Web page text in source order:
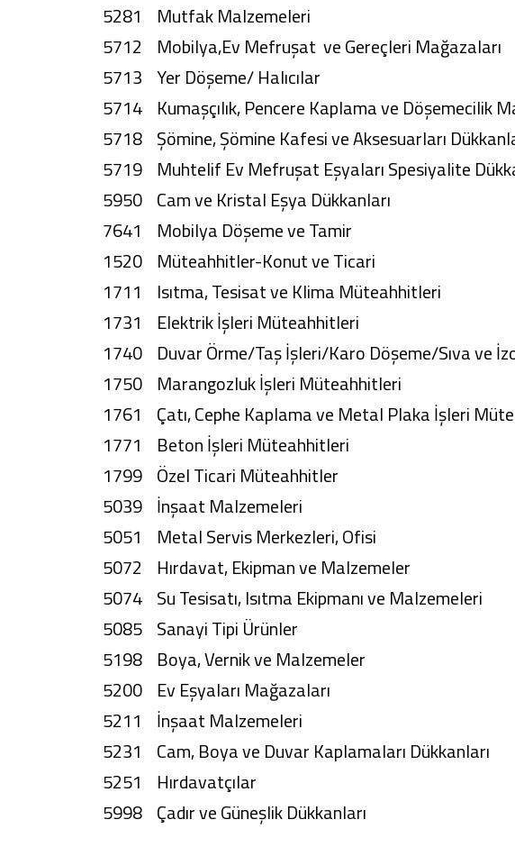
5281 Mutfak Malzemeleri
5712 Mobilya,Ev Mefruşat ve Gereçleri Mağazaları
5713 Yer Döşeme/ Halıcılar
5714 Kumaşçılık, Pencere Kaplama ve Döşemecilik
5718 Şömine, Şömine Kafesi ve Aksesuarları
5719 Muhtelif Ev Mefruşat Eşyaları Spesiyalite
5950 Cam ve Kristal Eşya Dükkanları
7641 Mobilya Döşeme ve Tamir
1520 Müteahhitler-Konut ve Ticari
1711 Isıtma, Tesisat ve Klima Müteahhitleri
1731 Elektrik İşleri Müteahhitleri
1740 Duvar Örme/Taş İşleri/Karo Döşeme/Sıva ve
1750 Marangozluk İşleri Müteahhitleri
1761 Çatı, Cephe Kaplama ve Metal Plaka İşleri
1771 Beton İşleri Müteahhitleri
1799 Özel Ticari Müteahhitler
5039 İnşaat Malzemeleri
5051 Metal Servis Merkezleri, Ofisi
5072 Hırdavat, Ekipman ve Malzemeler
5074 Su Tesisatı, Isıtma Ekipmanı ve Malzemeleri
5085 Sanayi Tipi Ürünler
5198 Boya, Vernik ve Malzemeler
5200 Ev Eşyaları Mağazaları
5211 İnşaat Malzemeleri
5231 Cam, Boya ve Duvar Kaplamaları Dükkanları
5251 Hırdavatçılar
5998 Çadır ve Güneşlik Dükkanları